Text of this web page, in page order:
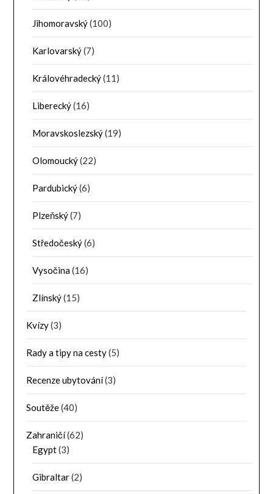
Jihomoravský(100)
Karlovarský(7)
Královéhradecký(11)
Liberecký(16)
Moravskoslezský(19)
Olomoucký(22)
Pardubický(6)
Plzeňský(7)
Středočeský(6)
Vysočina(16)
Zlínský(15)
Kvízy(3)
Rady a tipy na cesty(5)
Recenze ubytování(3)
Soutěže(40)
Zahraničí(62)
Egypt(3)
Gibraltar(2)